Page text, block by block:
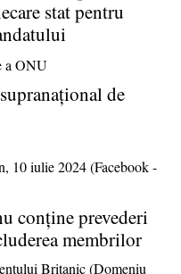
stat pentru
de
conţine prevederi
membrilor